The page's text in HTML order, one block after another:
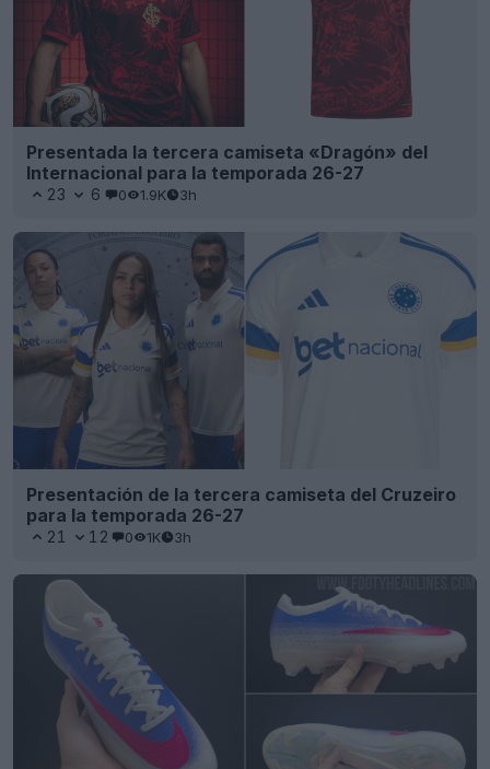
Presentada la tercera camiseta «Dragón» del
Internacional para la temporada 26-27
23 6 0 1.9K 3h
Presentación de la tercera camiseta del Cruzeiro
para la temporada 26-27
21 12 0 1K 3h